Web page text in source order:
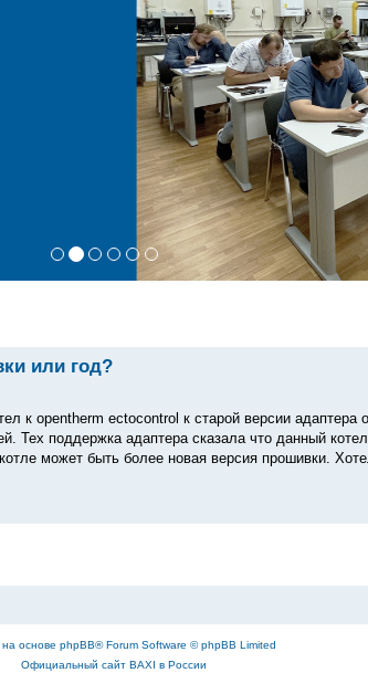
или год?
к opentherm ectocontrol к старой версии
Тех поддержка адаптера сказала что данный
может быть более новая версия прошивки.
основе phpBB® Forum Software © phpBB Limited
Официальный сайт BAXI в России